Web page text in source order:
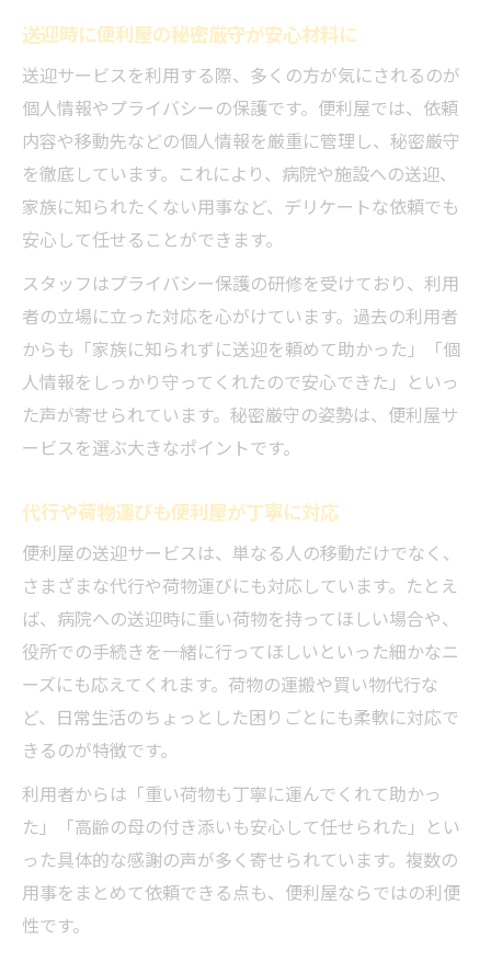
送迎時に便利屋の秘密厳守が安心材料に
送迎サービスを利用する際、多くの方が気にされるのが
個人情報やプライバシーの保護です。便利屋では、依頼
内容や移動先などの個人情報を厳重に管理し、秘密厳守
を徹底しています。これにより、病院や施設への送迎、
家族に知られたくない用事など、デリケートな依頼でも
安心して任せることができます。
スタッフはプライバシー保護の研修を受けており、利用
者の立場に立った対応を心がけています。過去の利用者
からも「家族に知られずに送迎を頼めて助かった」「個
人情報をしっかり守ってくれたので安心できた」といっ
た声が寄せられています。秘密厳守の姿勢は、便利屋サ
ービスを選ぶ大きなポイントです。
代行や荷物運びも便利屋が丁寧に対応
便利屋の送迎サービスは、単なる人の移動だけでなく、
さまざまな代行や荷物運びにも対応しています。たとえ
ば、病院への送迎時に重い荷物を持ってほしい場合や、
役所での手続きを一緒に行ってほしいといった細かなニ
ーズにも応えてくれます。荷物の運搬や買い物代行な
ど、日常生活のちょっとした困りごとにも柔軟に対応で
きるのが特徴です。
利用者からは「重い荷物も丁寧に運んでくれて助かっ
た」「高齢の母の付き添いも安心して任せられた」とい
った具体的な感謝の声が多く寄せられています。複数の
用事をまとめて依頼できる点も、便利屋ならではの利便
性です。